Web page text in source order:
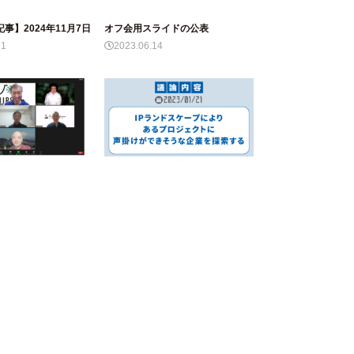
事】2024年11月7日
オフ会用スライドの公表
2023.06.14